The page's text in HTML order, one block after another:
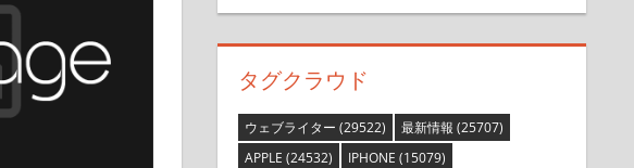
タグクラウド
ウェブライター (29522) 最新情報 (25707)
APPLE (24532) IPHONE (15079)